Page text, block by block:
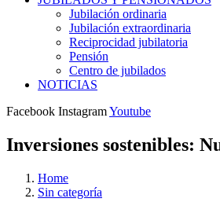
Jubilación ordinaria
Jubilación extraordinaria
Reciprocidad jubilatoria
Pensión
Centro de jubilados
NOTICIAS
Facebook InstagramYoutube
Inversiones sostenibles:
Home
Sin categoría